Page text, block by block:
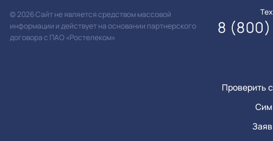
© 2026 Сайт не является средством массовой
информации и действует на основании партнерского
договора с ПАО «Ростелеком»
Проверить
8